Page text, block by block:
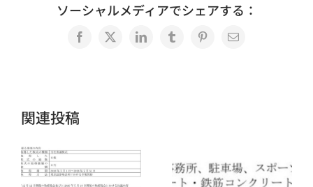
ソーシャルメディアでシェアする：
Facebook
X LinkedInTumblrPinterest
電
関連投稿